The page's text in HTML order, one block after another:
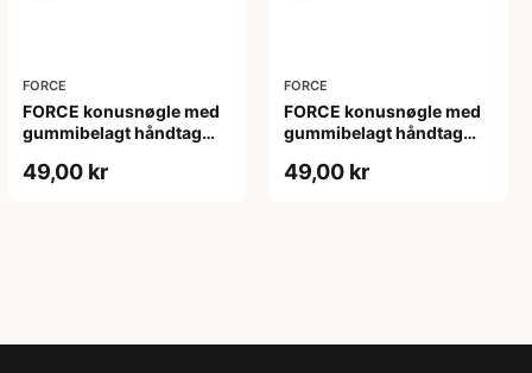
FORCE
FORCE konusnøgle med
gummibelagt håndtag
49,00 kr
FORCE
FORCE konusnøgle med
gummibelagt håndtag
49,00 kr